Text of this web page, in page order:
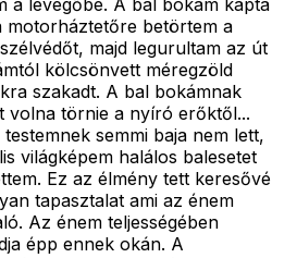
a levegőbe. A bal bokám kapta
motorháztetőre betörtem a
majd legurultam az út
kölcsönvett méregzöld
szakadt. A bal bokámnak
volna törnie a nyíró erőktől...
semmi baja nem lett,
világképem halálos balesetet
Ez az élmény tett keresővé
tapasztalat ami az énem
Az énem teljességében
épp ennek okán. A